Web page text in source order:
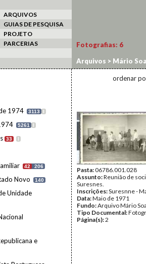
ARQUIVOS
GUIAS DE PESQUISA
PROJETO
PARCERIAS
1974 3113 I
5261 I
33 I
42 206
Novo 140
Unidade
e
Fotografias: 6
Arquivos > Mário
Reunião em
ordenar
Pasta:06786.001.028
Assunto:Reunião de
Suresnes.
Inscrições:Suresnne -
Data:Maio de 1971
Fundo:Arquivo Mário
Tipo Documental:
Página(s):2